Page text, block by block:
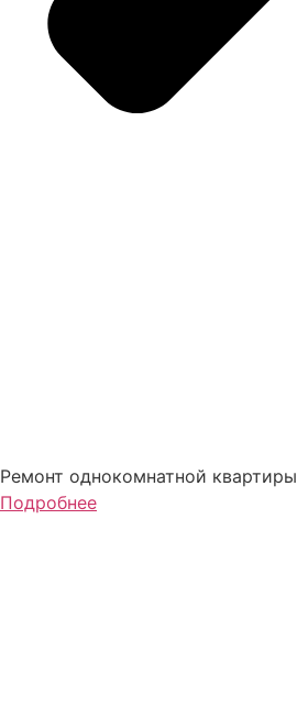
Ремонт однокомнатной квартиры
Подробнее